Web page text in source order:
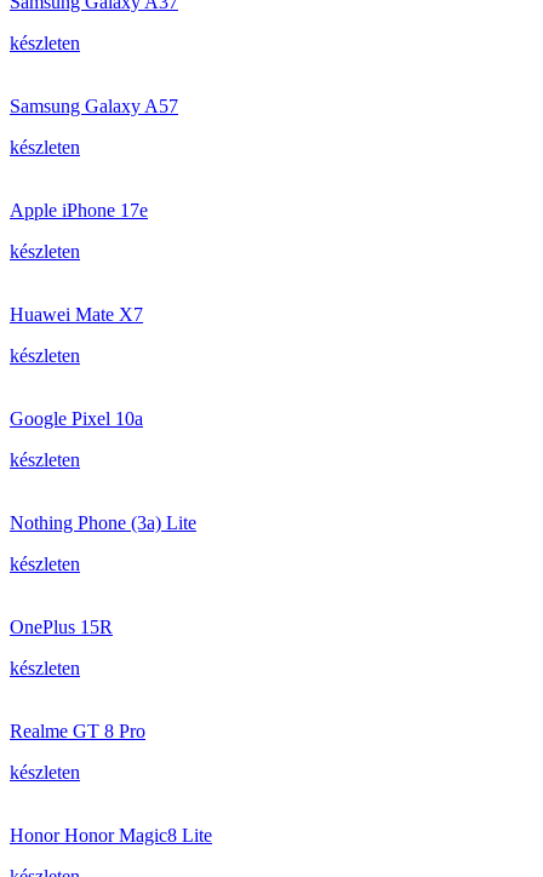
készleten
Samsung Galaxy A57
készleten
Apple iPhone 17e
készleten
Huawei Mate X7
készleten
Google Pixel 10a
készleten
Nothing Phone (3a) Lite
készleten
OnePlus 15R
készleten
Realme GT 8 Pro
készleten
Honor Honor Magic8 Lite